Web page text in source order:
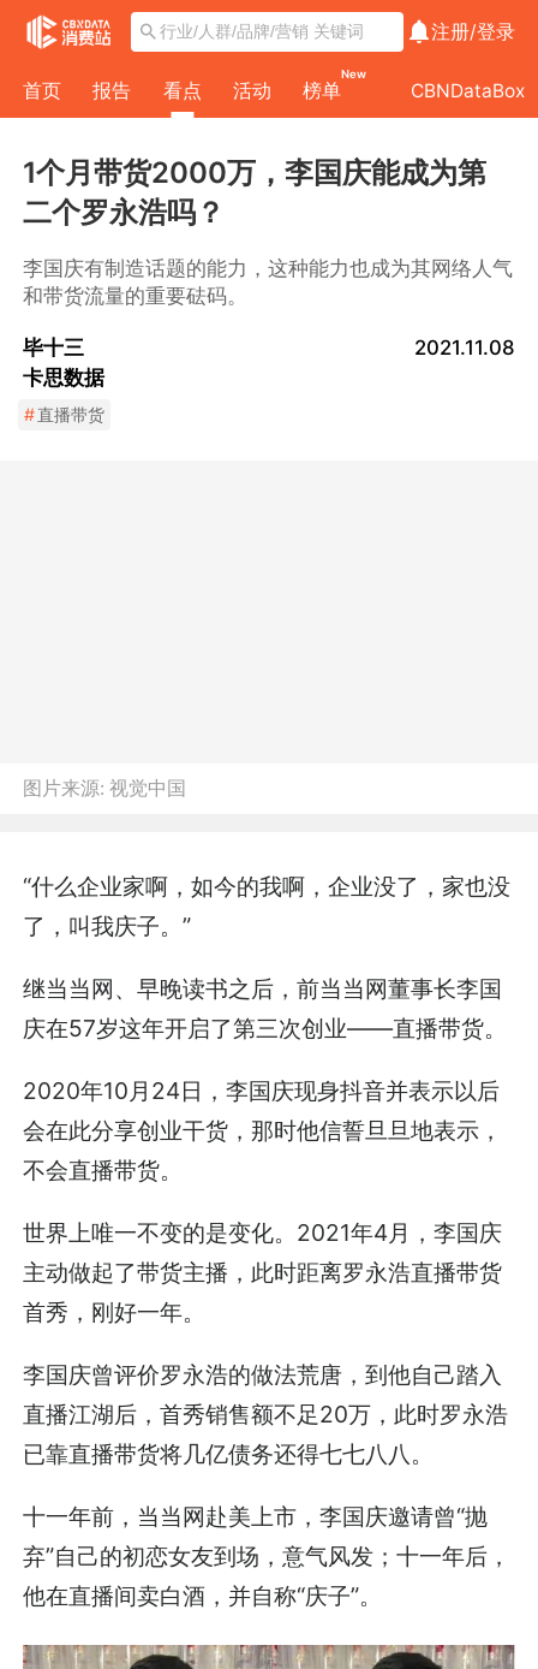
注册/登录
首页 报告 看点 活动 榜单
New
CBNDataBox
1个月带货2000万，李国庆能成为第
二个罗永浩吗？
李国庆有制造话题的能力，这种能力也成为其网络人气
和带货流量的重要砝码。
毕十三
卡思数据
2021.11.08
#直播带货
图片来源:视觉中国
“什么企业家啊，如今的我啊，企业没了，家也没
了，叫我庆子。”
继当当网、早晚读书之后，前当当网董事长李国
庆在57岁这年开启了第三次创业——直播带货。
2020年10月24日，李国庆现身抖音并表示以后
会在此分享创业干货，那时他信誓旦旦地表示，
不会直播带货。
世界上唯一不变的是变化。2021年4月，李国庆
主动做起了带货主播，此时距离罗永浩直播带货
首秀，刚好一年。
李国庆曾评价罗永浩的做法荒唐，到他自己踏入
直播江湖后，首秀销售额不足20万，此时罗永浩
已靠直播带货将几亿债务还得七七八八。
十一年前，当当网赴美上市，李国庆邀请曾“抛
弃”自己的初恋女友到场，意气风发；十一年后，
他在直播间卖白酒，并自称“庆子”。